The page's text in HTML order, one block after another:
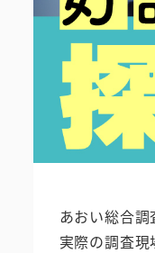
あおい総合調
実際の調査